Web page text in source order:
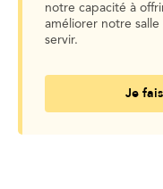
notre capacité à
améliorer notre
servir.
Je